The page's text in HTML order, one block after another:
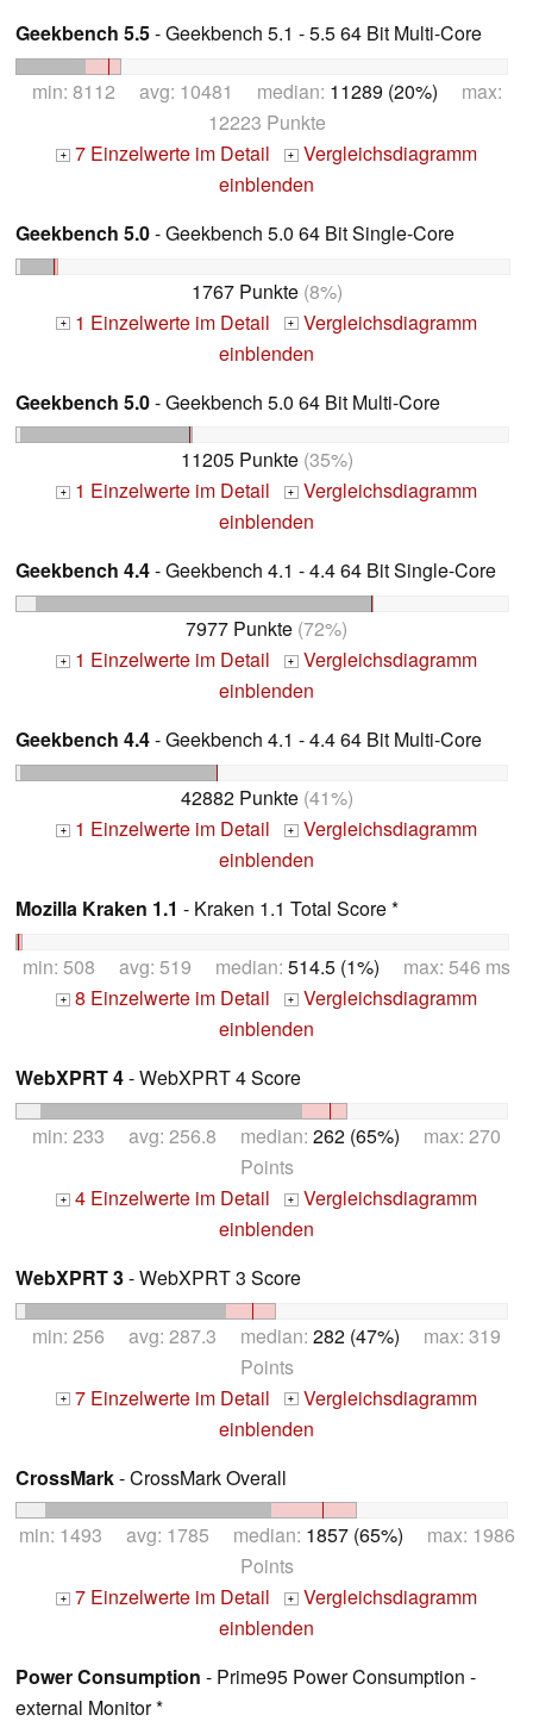
Geekbench 5.5- Geekbench 5.1 - 5.5 64 Bit Multi-Core
min: 8112 avg: 10481 median: 11289 (20%) max:
12223 Punkte
+ 7 Einzelwerte im Detail + Vergleichsdiagramm
einblenden
Geekbench 5.0- Geekbench 5.0 64 Bit Single-Core
1767 Punkte(8%)
+ 1 Einzelwerte im Detail + Vergleichsdiagramm
einblenden
Geekbench 5.0- Geekbench 5.0 64 Bit Multi-Core
11205 Punkte(35%)
+ 1 Einzelwerte im Detail + Vergleichsdiagramm
einblenden
Geekbench 4.4- Geekbench 4.1 - 4.4 64 Bit Single-Core
7977 Punkte (72%)
+ 1 Einzelwerte im Detail + Vergleichsdiagramm
einblenden
Geekbench 4.4- Geekbench 4.1 - 4.4 64 Bit Multi-Core
42882 Punkte(41%)
+ 1 Einzelwerte im Detail + Vergleichsdiagramm
einblenden
Mozilla Kraken 1.1 - Kraken 1.1 Total Score *
min: 508 avg: 519 median: 514.5 (1%) max: 546 ms
+ 8 Einzelwerte im Detail + Vergleichsdiagramm
einblenden
WebXPRT 4- WebXPRT 4 Score
min: 233 avg: 256.8 median: 262 (65%) max: 270
Points
+ 4 Einzelwerte im Detail + Vergleichsdiagramm
einblenden
WebXPRT 3- WebXPRT 3 Score
min: 256 avg: 287.3 median: 282 (47%) max: 319
Points
+ 7 Einzelwerte im Detail + Vergleichsdiagramm
einblenden
CrossMark- CrossMark Overall
min: 1493 avg: 1785 median: 1857 (65%) max: 1986
Points
+ 7 Einzelwerte im Detail + Vergleichsdiagramm
einblenden
Power Consumption - Prime95 Power Consumption -
external Monitor *